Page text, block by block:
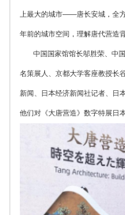
上最大的城市——唐长安城，全方
年前的城市空间，理解唐代营造
中国国家馆馆长邬胜荣、中
名策展人、京都大学客座教授长
新闻、日本经济新闻社记者、日
他们对《大唐营造》数字特展日